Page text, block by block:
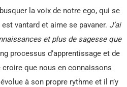
la voix de notre ego, qui se
vantard et aime se pavaner. J’ai
et plus de sagesse que
processus d’apprentissage et de
que nous en connaissons
à son propre rythme et il n’y